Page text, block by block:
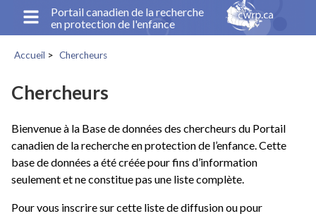
principal
Portail canadien de la recherche
en protection de l'enfance
d'Ariane
Accueil Chercheurs
Chercheurs
Bienvenue à la Base de données des chercheurs du Portail
canadien de la recherche en protection de l’enfance. Cette
base de données a été créée pour fins d’information
seulement et ne constitue pas une liste complète.
Pour vous inscrire sur cette liste de diffusion ou pour